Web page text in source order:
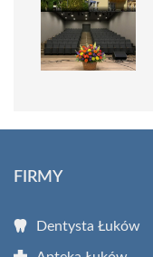
FIRMY
Dentysta Łuków